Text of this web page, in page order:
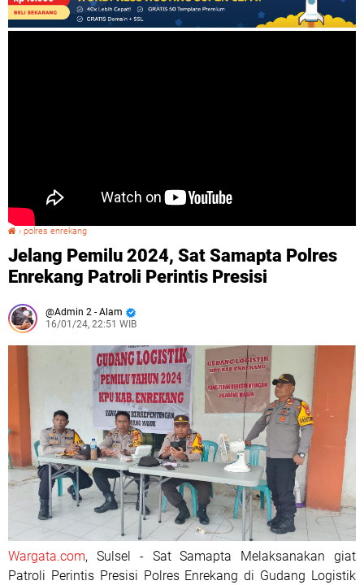
› polres enrekang
Jelang Pemilu 2024, Sat Samapta Polres
Enrekang Patroli Perintis Presisi
Admin 2 - Alam
16/01/24, 22:51 WIB
Wargata.com, Sulsel - Sat Samapta Melaksanakan giat
Patroli Perintis Presisi Polres Enrekang di Gudang Logistik